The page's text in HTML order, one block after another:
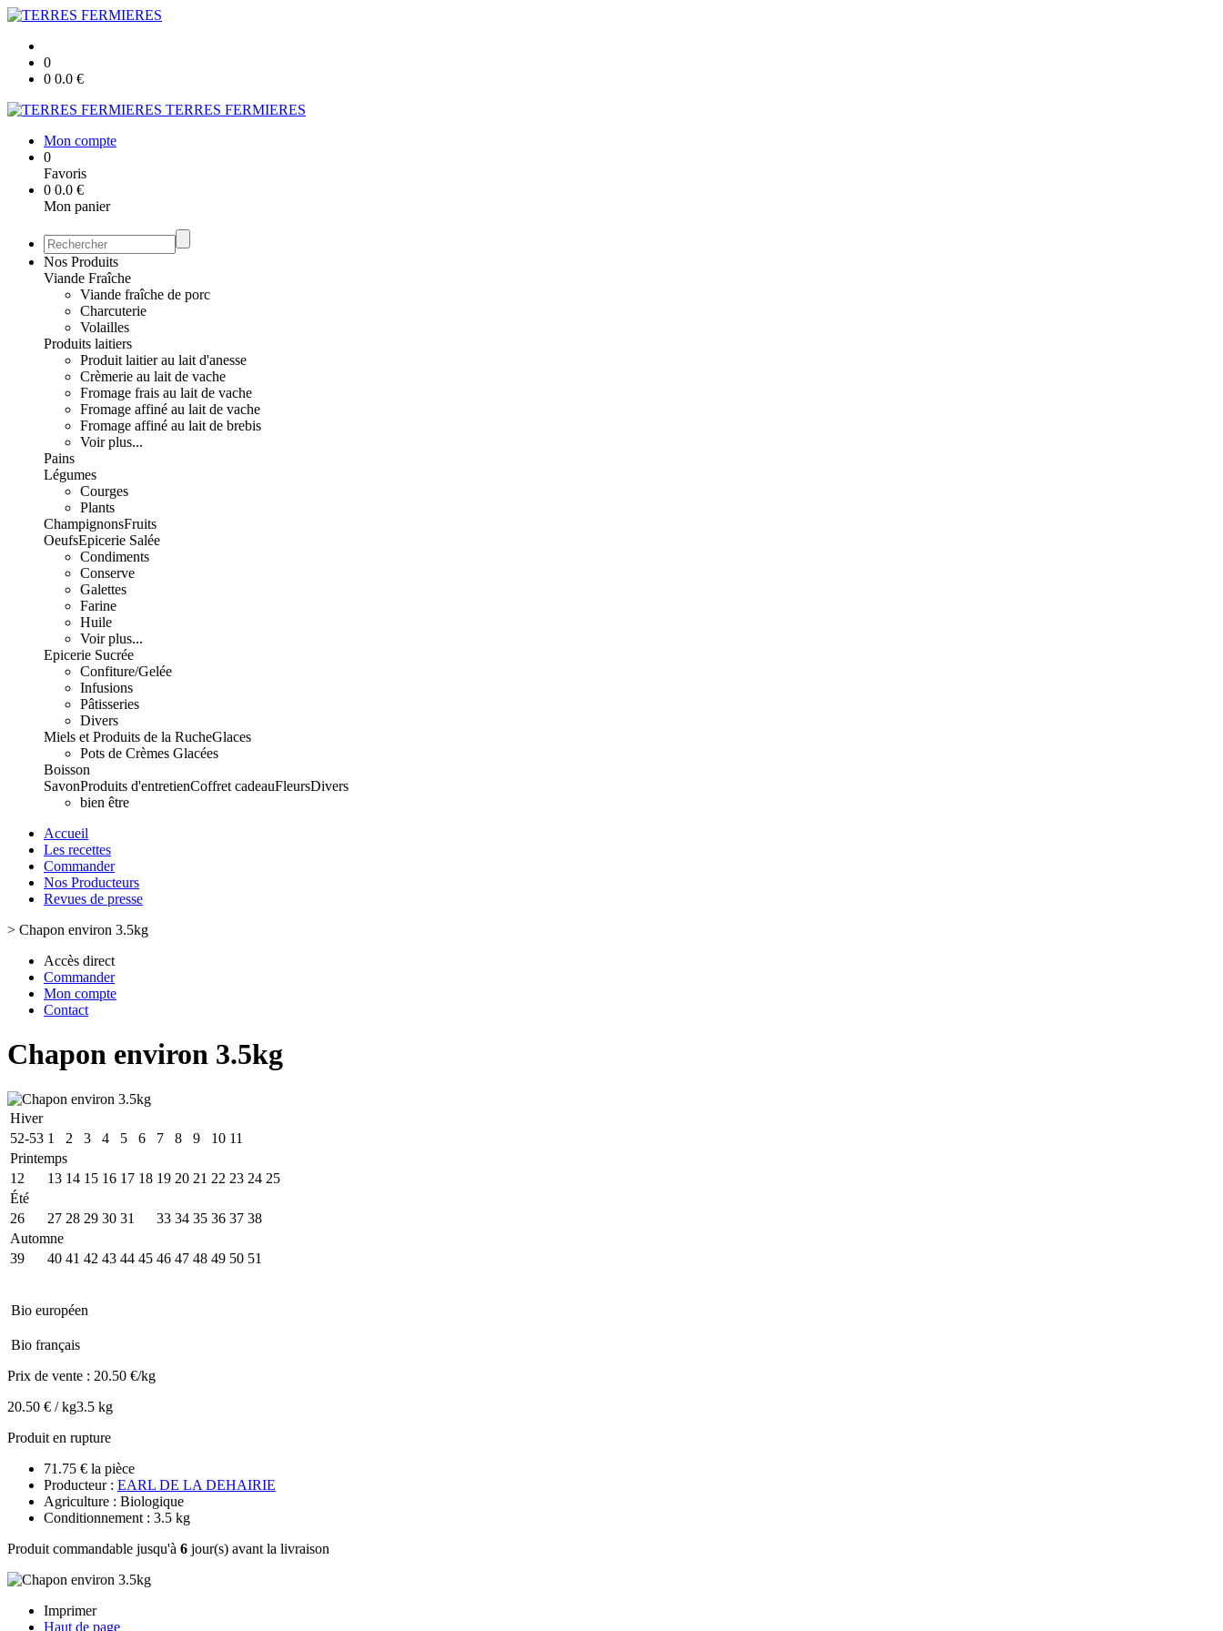
0
0 0.0 €
TERRES FERMIERES
Mon compte
0
Favoris
0 0.0 €
Mon panier
Nos Produits
Viande Fraîche
Viande fraîche de porc
Charcuterie
Volailles
Produits laitiers
Produit laitier au lait d'anesse
Crèmerie au lait de vache
Fromage frais au lait de vache
Fromage affiné au lait de vache
Fromage affiné au lait de brebis
Voir plus...
Pains
Légumes
Courges
Plants
ChampignonsFruits
OeufsEpicerie Salée
Condiments
Conserve
Galettes
Farine
Huile
Voir plus...
Epicerie Sucrée
Confiture/Gelée
Infusions
Pâtisseries
Divers
Miels et Produits de la RucheGlaces
Pots de Crèmes Glacées
Boisson
SavonProduits d'entretienCoffret cadeauFleursDivers
bien être
Accueil
Les recettes
Commander
Nos Producteurs
Revues de presse
> Chapon environ 3.5kg
Accès direct
Commander
Mon compte
Contact
Chapon environ 3.5kg
Hiver
52-53 1 2 3 4 5 6 7 8 9 10 11
Printemps
12
13 14 15 16 17 18 19 20 21 22 23 24 25
Été
26
27 28 29 30 31 33 34 35 36 37 38
Automne
39
40 41 42 43 44 45 46 47 48 49 50 51
Bio européen
Bio français
Prix de vente : 20.50 €/kg
20.50 € / kg3.5 kg
Produit en rupture
71.75 € la pièce
Producteur : EARL DE LA DEHAIRIE
Agriculture : Biologique
Conditionnement : 3.5 kg
Produit commandable jusqu'à 6 jour(s) avant la livraison
Imprimer
Haut de page